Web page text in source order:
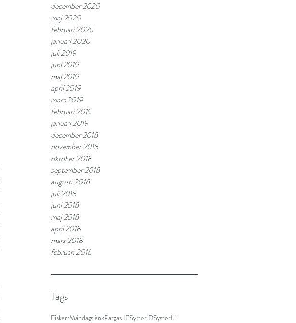
december 2020
maj 2020
februari 2020
januari 2020
juli 2019
juni 2019
maj 2019
april 2019
mars 2019
februari 2019
januari 2019
december 2018
november 2018
oktober 2018
september 2018
augusti 2018
juli 2018
juni 2018
maj 2018
april 2018
mars 2018
februari 2018
Tags
FiskarsMåndagslänkPargas IFSyster DSysterH